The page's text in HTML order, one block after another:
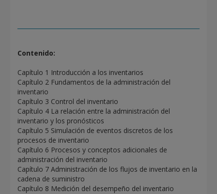
Contenido:
Capítulo 1 Introducción a los inventarios
Capítulo 2 Fundamentos de la administración del
inventario
Capítulo 3 Control del inventario
Capítulo 4 La relación entre la administración del
inventario y los pronósticos
Capítulo 5 Simulación de eventos discretos de los
procesos de inventario
Capítulo 6 Procesos y conceptos adicionales de
administración del inventario
Capítulo 7 Administración de los flujos de inventario en la
cadena de suministro
Capítulo 8 Medición del desempeño del inventario